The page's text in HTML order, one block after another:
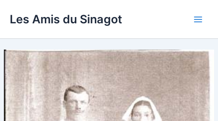
Les Amis du Sinagot